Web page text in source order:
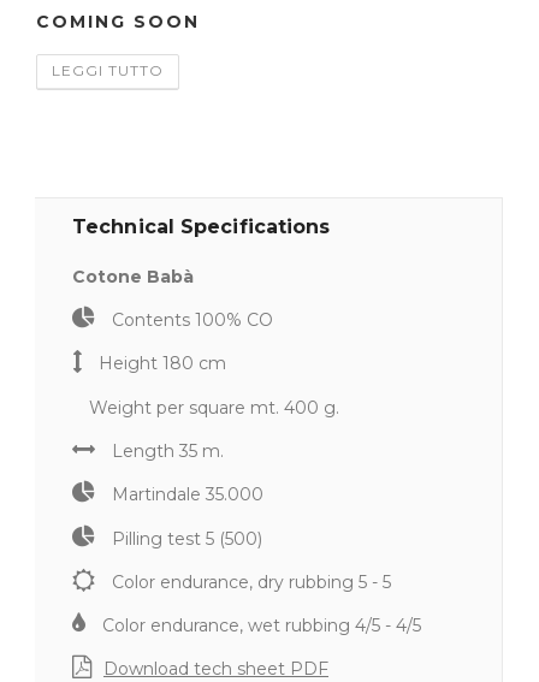
COMING SOON
LEGGI TUTTO
Technical Specifications
Cotone Babà
Contents 100% CO
Height 180 cm
Weight per square mt. 400 g.
Length 35 m.
Martindale 35.000
Pilling test 5 (500)
Color endurance, dry rubbing 5 - 5
Color endurance, wet rubbing 4/5 - 4/5
Download tech sheet PDF